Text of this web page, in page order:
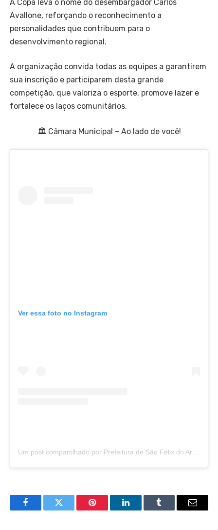
A Copa leva o nome do desembargador Carlos
Avallone, reforçando o reconhecimento a
personalidades que contribuem para o
desenvolvimento regional.
A organização convida todas as equipes a garantirem
sua inscrição e participarem desta grande
competição, que valoriza o esporte, promove lazer e
fortalece os laços comunitários.
🏛 Câmara Municipal – Ao lado de você!
Ver essa foto no Instagram
Um post compartilhado por Prefeitura de São Félix do Araguaia (@saofelixdoaraguaia)
FacebookTwitter Pinterest LinkedInTumblr Email